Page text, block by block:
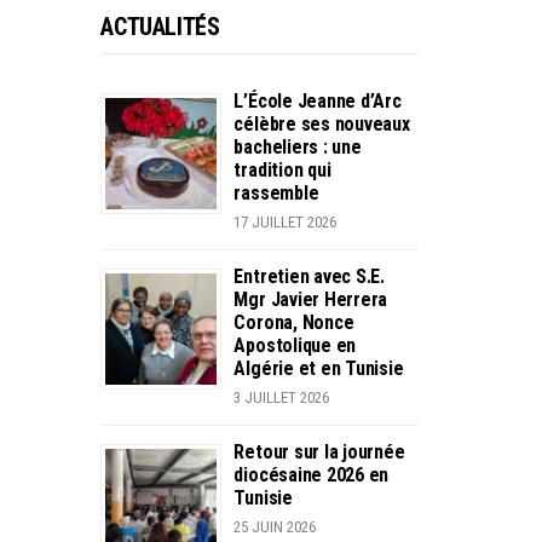
ACTUALITÉS
L’École Jeanne d’Arc
célèbre ses nouveaux
bacheliers : une
tradition qui
rassemble
17 JUILLET 2026
Entretien avec S.E.
Mgr Javier Herrera
Corona, Nonce
Apostolique en
Algérie et en Tunisie
3 JUILLET 2026
Retour sur la journée
diocésaine 2026 en
Tunisie
25 JUIN 2026